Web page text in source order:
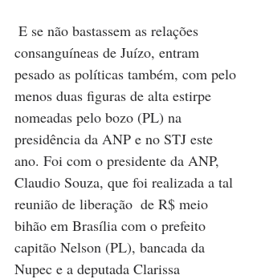
consanguíneas de Juízo, entram
pesado as políticas também, com pelo
menos duas figuras de alta estirpe
nomeadas pelo bozo (PL) na
presidência da ANP e no STJ este
ano. Foi com o presidente da ANP,
Claudio Souza, que foi realizada a tal
reunião de liberação  de R$ meio
bihão em Brasília com o prefeito
capitão Nelson (PL), bancada da
Nupec e a deputada Clarissa